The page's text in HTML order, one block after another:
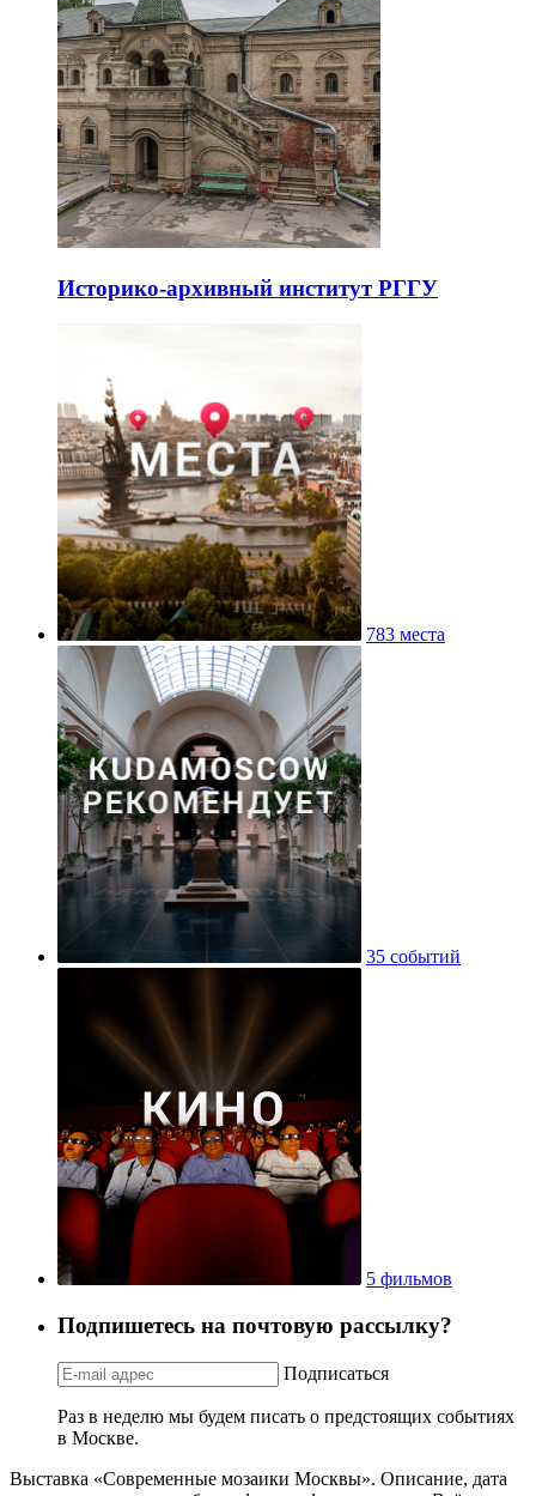
Историко-архивный институт РГГУ
783 места
35 событий
5 фильмов
Подпишетесь на почтовую рассылку?
Подписаться
Раз в неделю мы будем писать о предстоящих событиях
в Москве.
Выставка «Современные мозаики Москвы». Описание, дата